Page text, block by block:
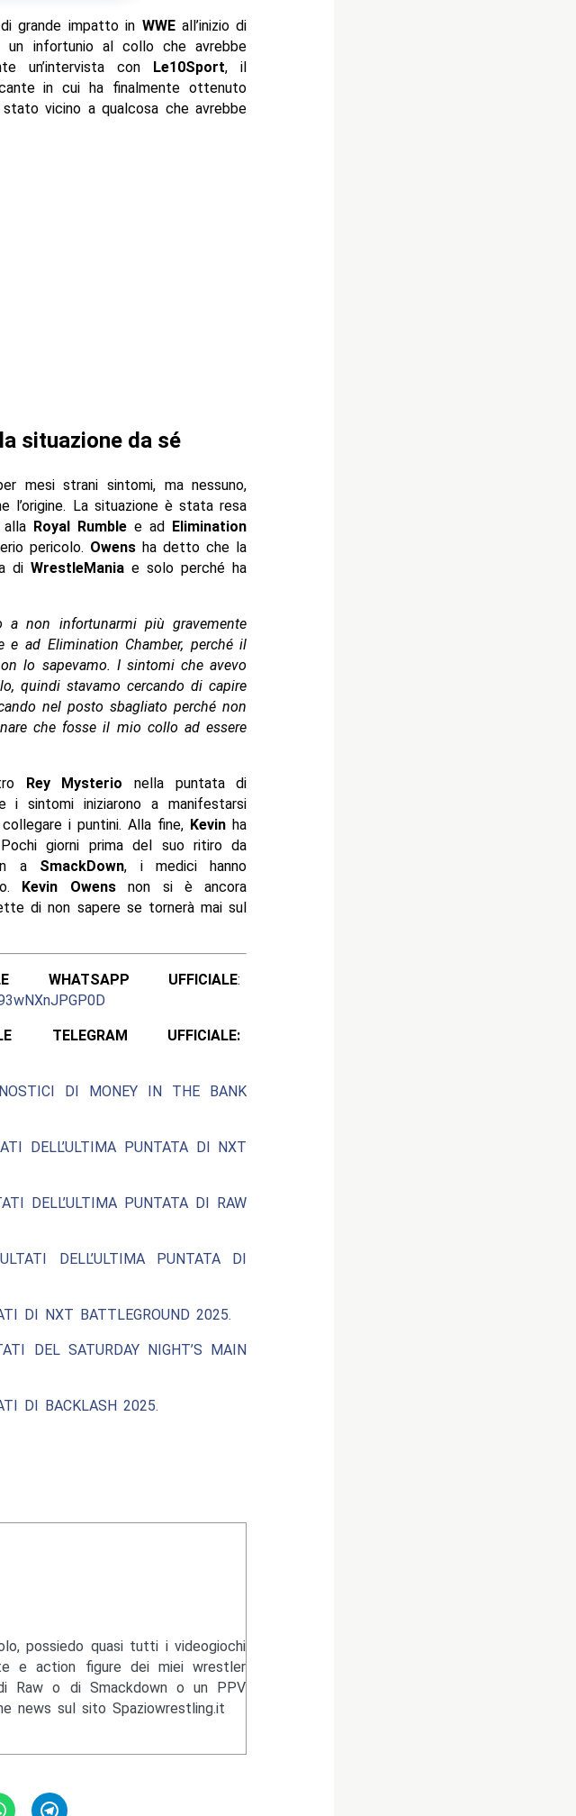
grande impatto in WWEall’inizio di
un infortunio al collo che avrebbe
un’intervista con Le10Sport, il
in cui ha finalmente ottenuto
vicino a qualcosa che avrebbe
situazione da sé
mesi strani sintomi, ma nessuno,
l’origine. La situazione è stata resa
Royal Rumble e ad Elimination
pericolo. Owens ha detto che la
diWrestleManiae solo perché ha
a non infortunarmi più gravemente
ad Elimination Chamber, perché il
lo sapevamo. I sintomi che avevo
quindi stavamo cercando di capire
nel posto sbagliato perché non
che fosse il mio collo ad essere
Rey Mysterio nella puntata di
sintomi iniziarono a manifestarsi
i puntini. Alla fine, Kevinha
giorni prima del suo ritiro da
a SmackDown, i medici hanno
Kevin Owensnon si è ancora
di non sapere se tornerà mai sul
WHATSAPP UFFICIALE:
TELEGRAM UFFICIALE:
DI MONEY IN THE BANK
DELL’ULTIMA PUNTATA DI NXT
DELL’ULTIMA PUNTATA DI RAW
DELL’ULTIMA PUNTATA DI
DI NXT BATTLEGROUND 2025.
DEL SATURDAY NIGHT’S MAIN
DI BACKLASH 2025.
possiedo quasi tutti i videogiochi
e action figure dei miei wrestler
Raw o di Smackdown o un PPV
news sul sito Spaziowrestling.it